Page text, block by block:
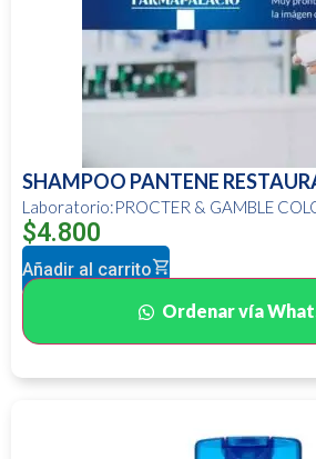
SHAMPOO PANTENE
Laboratorio:PROCTER & GAMBLE
$4.800
Añadir al carrito
Ordenar vía